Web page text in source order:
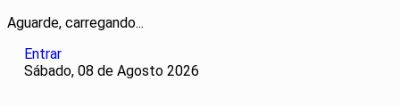
Aguarde, carregando...
Entrar
Sábado, 08 de Agosto 2026